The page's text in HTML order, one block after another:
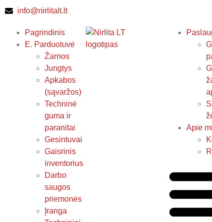
info@nirlitalt.lt
Pagrindinis
E. Parduotuvė
Žarnos
Jungtys
Apkabos
(sąvaržos)
Techninė
guma ir
paranitai
Gesintuvai
Gaisrinis
inventorius
Darbo
saugos
priemonės
Įranga
Apie